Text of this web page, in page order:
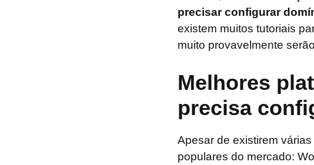
precisar configurar
existem muitos tutoriais
muito provavelmente
Melhores
precisa
Apesar de existirem
populares do mercado: